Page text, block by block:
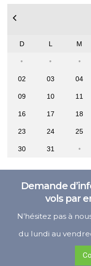
D L M
02 03 04
09 10 11
16 17 18
23 24 25
30 31
Demande
vols par
N’hésitez pas à
du lundi au